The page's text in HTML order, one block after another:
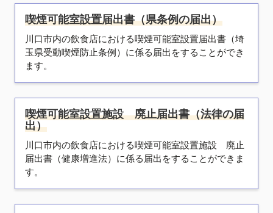
喫煙可能室設置届出書（県条例の届出）
川口市内の飲食店における喫煙可能室設置届出書（埼
玉県受動喫煙防止条例）に係る届出をすることができ
ます。
喫煙可能室設置施設 廃止届出書（法律の届
出）
川口市内の飲食店における喫煙可能室設置施設 廃止
届出書（健康増進法）に係る届出をすることができま
す。